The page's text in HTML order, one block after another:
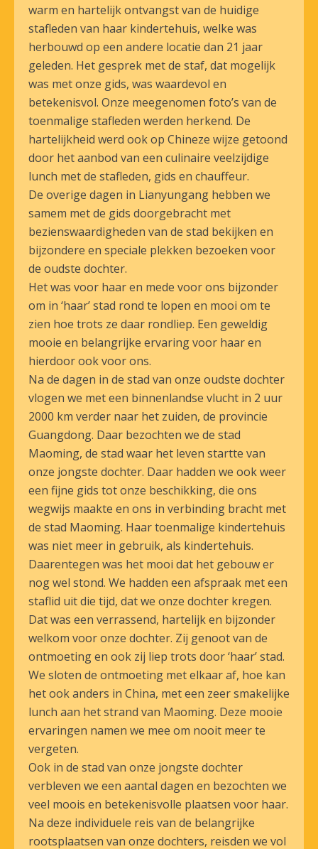
warm en hartelijk ontvangst van de huidige
stafleden van haar kindertehuis, welke was
herbouwd op een andere locatie dan 21 jaar
geleden. Het gesprek met de staf, dat mogelijk
was met onze gids, was waardevol en
betekenisvol. Onze meegenomen foto’s van de
toenmalige stafleden werden herkend. De
hartelijkheid werd ook op Chineze wijze getoond
door het aanbod van een culinaire veelzijdige
lunch met de stafleden, gids en chauffeur.
De overige dagen in Lianyungang hebben we
samem met de gids doorgebracht met
bezienswaardigheden van de stad bekijken en
bijzondere en speciale plekken bezoeken voor
de oudste dochter.
Het was voor haar en mede voor ons bijzonder
om in ‘haar’ stad rond te lopen en mooi om te
zien hoe trots ze daar rondliep. Een geweldig
mooie en belangrijke ervaring voor haar en
hierdoor ook voor ons.
Na de dagen in de stad van onze oudste dochter
vlogen we met een binnenlandse vlucht in 2 uur
2000 km verder naar het zuiden, de provincie
Guangdong. Daar bezochten we de stad
Maoming, de stad waar het leven startte van
onze jongste dochter. Daar hadden we ook weer
een fijne gids tot onze beschikking, die ons
wegwijs maakte en ons in verbinding bracht met
de stad Maoming. Haar toenmalige kindertehuis
was niet meer in gebruik, als kindertehuis.
Daarentegen was het mooi dat het gebouw er
nog wel stond. We hadden een afspraak met een
staflid uit die tijd, dat we onze dochter kregen.
Dat was een verrassend, hartelijk en bijzonder
welkom voor onze dochter. Zij genoot van de
ontmoeting en ook zij liep trots door ‘haar’ stad.
We sloten de ontmoeting met elkaar af, hoe kan
het ook anders in China, met een zeer smakelijke
lunch aan het strand van Maoming. Deze mooie
ervaringen namen we mee om nooit meer te
vergeten.
Ook in de stad van onze jongste dochter
verbleven we een aantal dagen en bezochten we
veel moois en betekenisvolle plaatsen voor haar.
Na deze individuele reis van de belangrijke
rootsplaatsen van onze dochters, reisden we vol